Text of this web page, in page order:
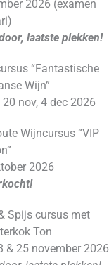
2026 (examen
laatste plekken!
“Fantastische
Wijn”
20 nov, 4 dec 2026
Wijncursus “VIP
2026
Spijs cursus met
Ton
& 25 november 2026